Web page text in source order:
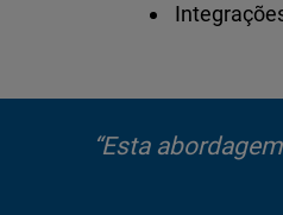
“Esta